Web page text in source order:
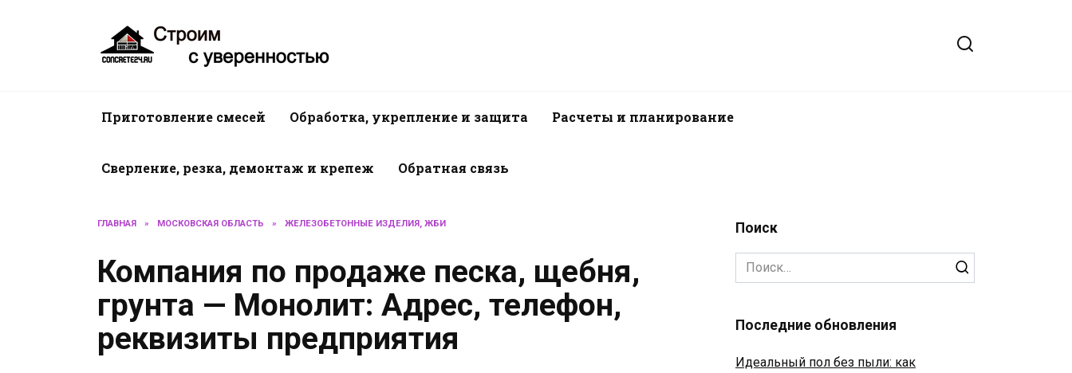
Приготовление смесей Обработка, укрепление и защита Расчеты и планирование
Сверление, резка, демонтаж и крепеж Обратная связь
ГЛАВНАЯ » МОСКОВСКАЯ ОБЛАСТЬ » ЖЕЛЕЗОБЕТОННЫЕ ИЗДЕЛИЯ, ЖБИ
Компания по продаже песка, щебня,
грунта — Монолит: Адрес, телефон,
реквизиты предприятия
Поиск
Search
for:
Последние обновления
Идеальный пол без пыли: как